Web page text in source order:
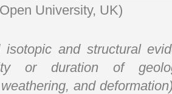
University, UK)
isotopic and structural
or duration of
and